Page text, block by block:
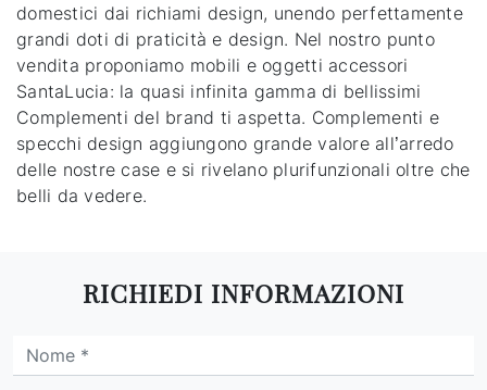
domestici dai richiami design, unendo perfettamente
grandi doti di praticità e design. Nel nostro punto
vendita proponiamo mobili e oggetti accessori
SantaLucia: la quasi infinita gamma di bellissimi
Complementi del brand ti aspetta. Complementi e
specchi design aggiungono grande valore all’arredo
delle nostre case e si rivelano plurifunzionali oltre che
belli da vedere.
RICHIEDI INFORMAZIONI